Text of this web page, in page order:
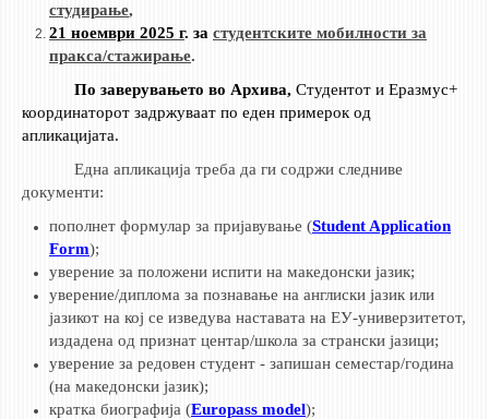
ИЗВЕСТУВАЊА
НАСТАВЕН КАДАР
РЕДОВНИ ПРОФ.
ВОНРЕДНИ ПРОФ.
ДОЦЕНТИ
ЛЕКТОРИ
ЛАБОРАНТИ
ПЕНЗИОНИРАН КАДАР
IN MEMORIAM
СТУДИИ
студирање,
21 ноември 2025 г. за студентските мобилности за
пракса/стажирање.
По заверувањето во Архива, Студентот и Еразмус+
координаторот задржуваат по еден примерок од
апликацијата.
Една апликација треба да ги содржи следниве
документи:
пополнет формулар за пријавување (Student Application
Form);
уверение за положени испити на македонски јазик;
уверение/диплома за познавање на англиски јазик или
јазикот на кој се изведува наставата на ЕУ-универзитетот,
издадена од признат центар/школа за странски јазици;
уверение за редовен студент - запишан семестар/година
(на македонски јазик);
кратка биографија (Europass model);